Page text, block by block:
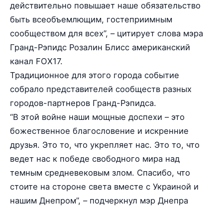
действительно повышает наше обязательство
быть всеобъемлющим, гостеприимным
сообществом для всех”, – цитирует слова мэра
Гранд-Рэпидс Розалин Блисс американский
канал FOX17.
Традиционное для этого города событие
собрало представителей сообществ разных
городов-партнеров Гранд-Рэпидса.
“В этой войне наши мощные доспехи – это
божественное благословение и искренние
друзья. Это то, что укрепляет нас. Это то, что
ведет нас к победе свободного мира над
темным средневековым злом. Спасибо, что
стоите на стороне света вместе с Украиной и
нашим Днепром”, – подчеркнул мэр Днепра